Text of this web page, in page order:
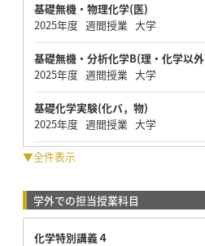
基礎無機・物理化学(医)
2025年度 週間授業 大学
基礎無機・分析化学B(理・化学以
2025年度 週間授業 大学
基礎化学実験(化バ，物)
2025年度 週間授業 大学
▼全件表示
学外での担当授業科目
化学特別講義４